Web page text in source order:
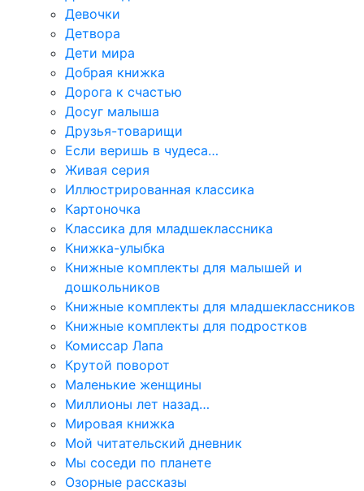
Девочки
Детвора
Дети мира
Добрая книжка
Дорога к счастью
Досуг малыша
Друзья-товарищи
Если веришь в чудеса…
Живая серия
Иллюстрированная классика
Картоночка
Классика для младшеклассника
Книжка-улыбка
Книжные комплекты для малышей и
дошкольников
Книжные комплекты для младшеклассников
Книжные комплекты для подростков
Комиссар Лапа
Крутой поворот
Маленькие женщины
Миллионы лет назад…
Мировая книжка
Мой читательский дневник
Мы соседи по планете
Озорные рассказы